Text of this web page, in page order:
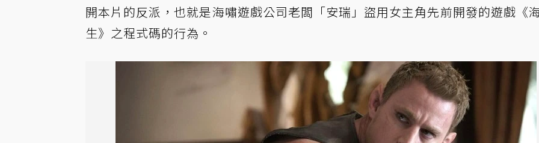
開本片的反派，也就是海嘯遊戲公司老闆「安瑞」盜用女主角先前開發的遊戲《
生》之程式碼的行為。